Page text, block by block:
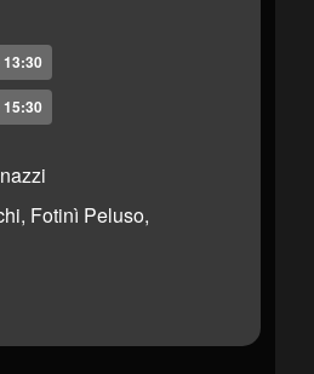
Fotinì Peluso,